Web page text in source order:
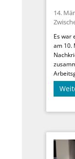
14.
Es war
am 10.